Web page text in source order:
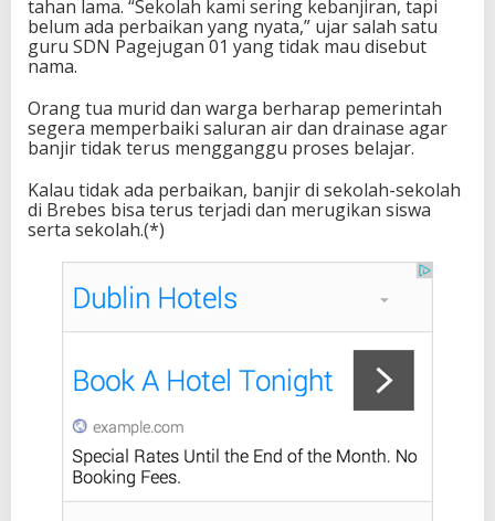
tahan lama. “Sekolah kami sering kebanjiran, tapi
belum ada perbaikan yang nyata,” ujar salah satu
guru SDN Pagejugan 01 yang tidak mau disebut
nama.
Orang tua murid dan warga berharap pemerintah
segera memperbaiki saluran air dan drainase agar
banjir tidak terus mengganggu proses belajar.
Kalau tidak ada perbaikan, banjir di sekolah-sekolah
di Brebes bisa terus terjadi dan merugikan siswa
serta sekolah.(*)